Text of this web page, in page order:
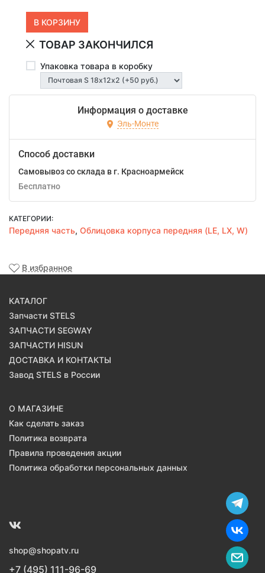
ТОВАР ЗАКОНЧИЛСЯ
Упаковка товара в коробку
Информация о доставке
Эль-Монте
Способ доставки
Самовывоз со склада в г. Красноармейск
Бесплатно
КАТЕГОРИИ:
Передняя часть, Облицовка корпуса передняя (LE, LX, W)
В избранное
КАТАЛОГ
Запчасти STELS
ЗАПЧАСТИ SEGWAY
ЗАПЧАСТИ HISUN
ДОСТАВКА И КОНТАКТЫ
Завод STELS в России
О МАГАЗИНЕ
Как сделать заказ
Политика возврата
Правила проведения акции
Политика обработки персональных данных
shop@shopatv.ru
+7 (495) 111-96-69